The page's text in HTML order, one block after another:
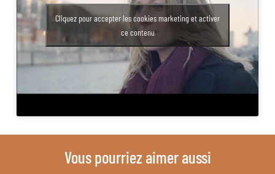
Cliquez pour accepter les cookies marketing et activer
ce contenu
Vous pourriez aimer aussi